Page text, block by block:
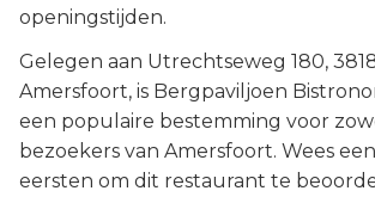
openingstijden.
Gelegen aan Utrechtseweg 180,
Amersfoort, is Bergpaviljoen
een populaire bestemming voor
bezoekers van Amersfoort. Wees
eersten om dit restaurant te